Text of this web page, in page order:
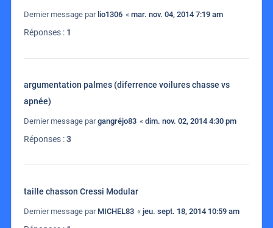
Dernier message parlio1306 « mar. nov. 04, 2014 7:19 am
Réponses : 1
argumentation palmes (diferrence voilures chasse vs
apnée)
Dernier message pargangréjo83 « dim. nov. 02, 2014 4:30 pm
Réponses :3
taille chasson Cressi Modular
Dernier message par MICHEL83 « jeu. sept. 18, 2014 10:59 am